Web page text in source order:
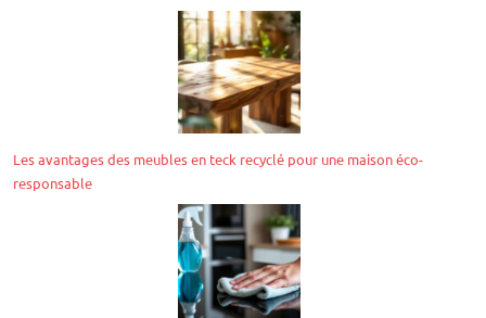
Les avantages des meubles en teck recyclé pour une maison éco-
responsable